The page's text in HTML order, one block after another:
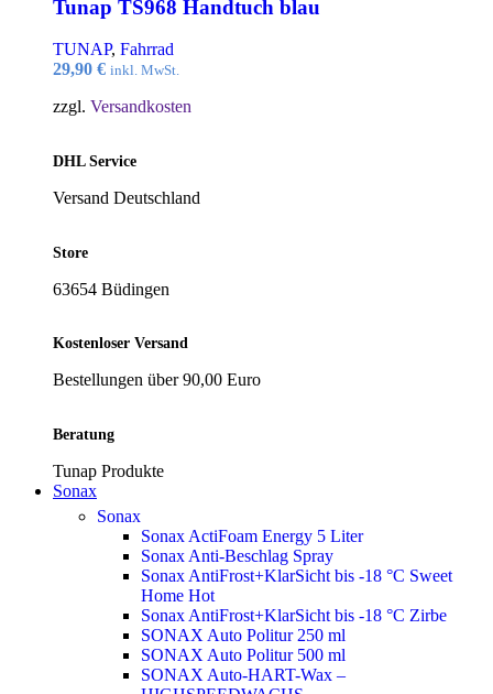
Tunap TS968 Handtuch blau
TUNAP, Fahrrad
29,90 € inkl. MwSt.
zzgl. Versandkosten
DHL Service
Versand Deutschland
Store
63654 Büdingen
Kostenloser Versand
Bestellungen über 90,00 Euro
Beratung
Tunap Produkte
Sonax
Sonax
Sonax ActiFoam Energy 5 Liter
Sonax Anti-Beschlag Spray
Sonax AntiFrost+KlarSicht bis -18 °C Sweet
Home Hot
Sonax AntiFrost+KlarSicht bis -18 °C Zirbe
SONAX Auto Politur 250 ml
SONAX Auto Politur 500 ml
SONAX Auto-HART-Wax –